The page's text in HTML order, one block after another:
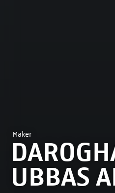
Maker
UBBAS